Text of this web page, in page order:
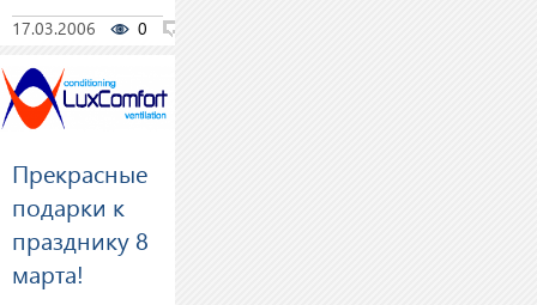
17.03.2006
0
Прекрасные
подарки к
празднику 8
марта!